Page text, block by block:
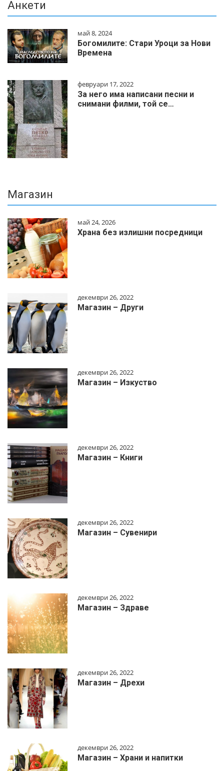
Анкети
май 8, 2024
Богомилите: Стари Уроци за Нови
Времена
февруари 17, 2022
За него има написани песни и
снимани филми, той се…
Магазин
май 24, 2026
Храна без излишни посредници
декември 26, 2022
Магазин – Други
декември 26, 2022
Магазин – Изкуство
декември 26, 2022
Магазин – Книги
декември 26, 2022
Магазин – Сувенири
декември 26, 2022
Магазин – Здраве
декември 26, 2022
Магазин – Дрехи
декември 26, 2022
Магазин – Храни и напитки